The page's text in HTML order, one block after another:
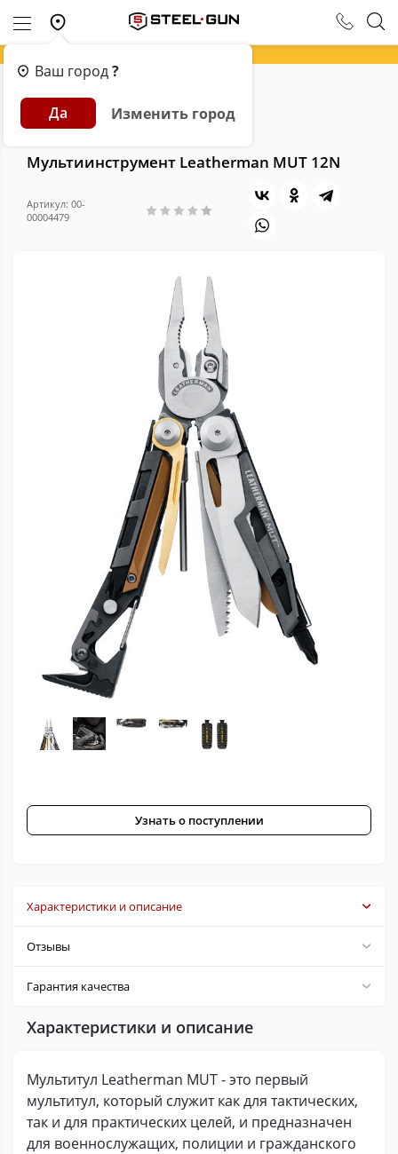
Ваш город?
Да Изменить город
Главная Каталог
Мультиинструмент Leatherman MUT 12N
Мультиинструмент Leatherman MUT 12N
Артикул: 00-
00004479
Узнать о поступлении
Характеристики и описание
Отзывы
Гарантия качества
Характеристики и описание
Мультитул Leatherman MUT - это первый
мультитул, который служит как для тактических,
так и для практических целей, и предназначен
для военнослужащих, полиции и гражданского